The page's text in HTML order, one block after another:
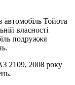
автомобіль Тойота
власності
подружжя
2109, 2008 року